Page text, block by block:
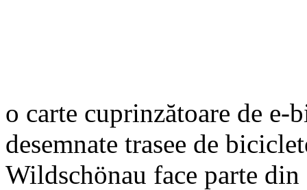
o carte cuprinzătoare de
desemnate trasee de
Wildschönau face parte din